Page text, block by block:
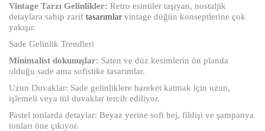
Vintage Tarzı Gelinlikler: Retro esintiler taşıyan, nostaljik
detaylara sahip zarif tasarımlar vintage düğün konseptlerine çok
yakışır.
Sade Gelinlik Trendleri
Minimalist dokunuşlar: Saten ve düz kesimlerin ön planda
olduğu sade ama sofistike tasarımlar.
Uzun Duvaklar: Sade gelinliklere hareket katmak için uzun,
işlemeli veya tül duvaklar tercih ediliyor.
Pastel tonlarda detaylar: Beyaz yerine soft bej, fildişi ve şampanya
tonları öne çıkıyor.